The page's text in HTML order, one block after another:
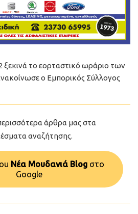
ξεκινά το εορταστικό ωράριο των
ο Εμπορικός Σύλλογος
άρθρα μας στα
αναζήτησης.
Νέα Μουδανιά Blog στo
Google